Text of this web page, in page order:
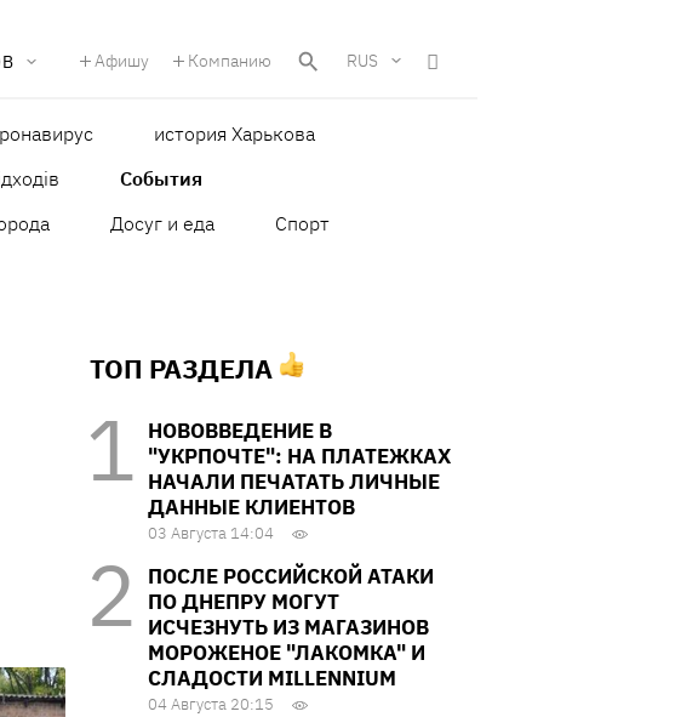
Афишу Компанию RUS
история Харькова
События
Досуг и еда
Спорт
ТОП РАЗДЕЛА
НОВОВВЕДЕНИЕ В
"УКРПОЧТЕ": НА ПЛАТЕЖКАХ
НАЧАЛИ ПЕЧАТАТЬ ЛИЧНЫЕ
ДАННЫЕ КЛИЕНТОВ
03 Августа 14:04
ПОСЛЕ РОССИЙСКОЙ АТАКИ
ПО ДНЕПРУ МОГУТ
ИСЧЕЗНУТЬ ИЗ МАГАЗИНОВ
МОРОЖЕНОЕ "ЛАКОМКА" И
СЛАДОСТИ MILLENNIUM
04 Августа 20:15